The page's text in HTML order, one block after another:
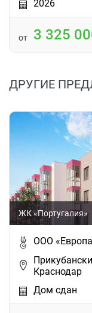
2026
от 3 325
ДРУГИЕ
ЖК «Португалия»
ООО
Краснодар
Дом сдан